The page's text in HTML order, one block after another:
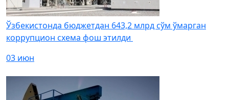
Ўзбекистонда бюджетдан 643,2 млрд сўм ўмарган
коррупцион схема фош этилди
03 июн